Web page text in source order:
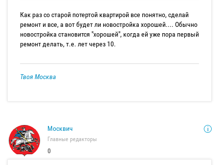
Как раз со старой потертой квартирой все понятно, сделай
ремонт и все, а вот будет ли новостройка хорошей.... Обычно
новостройка становится "хорошей", когда ей уже пора первый
ремонт делать, т.е. лет через 10.
Твоя Москва
Москвич
Главные редакторы
0